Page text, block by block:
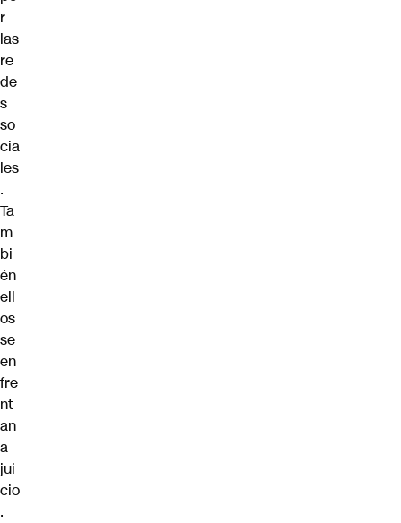
r
las
re
de
s
so
cia
les
.
Ta
m
bi
én
ell
os
se
en
fre
nt
an
a
jui
cio
.